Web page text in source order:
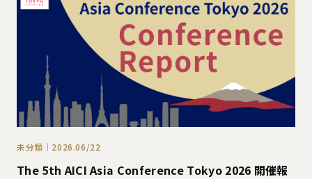
未分類｜2026.06/22
The 5th AICI Asia Conference Tokyo 2026 開催報